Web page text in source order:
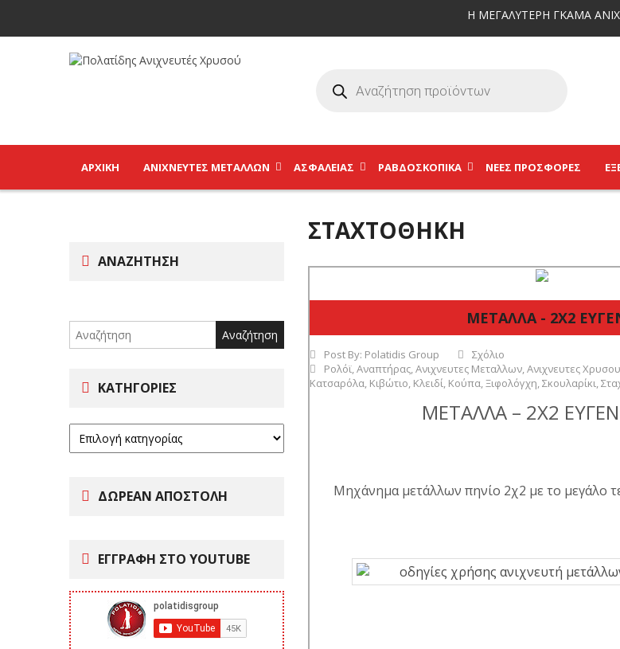
Η ΜΕΓΑΛΥΤΕΡΗ ΓΚΑΜΑ
ΑΡΧΙΚΉ ΑΝΙΧΝΕΥΤΈΣ ΜΕΤΆΛΛΩΝ ΑΣΦΑΛΕΊΑΣ ΡΑΒΔΟΣΚΟΠΙΚΆ ΝΕΕΣ ΠΡΟΣΦΟΡΕΣ
ΑΝΑΖΉΤΗΣΗ
for:
ΚΑΤΗΓΟΡΊΕΣ
ΔΩΡΕΑΝ ΑΠΟΣΤΟΛΗ
ΕΓΓΡΑΦΗ ΣΤΟ YOUTUBE
ΣΤΑΧΤΟΘΉΚΗ
ΜΕΤΑΛΛΑ - 2Χ2
Post By: Polatidis Group
Σχόλιο
Ρολόϊ,Αναπτήρας,Ανιχνευτες Μεταλλων,Ανιχνευτες Χρυσου
Κατσαρόλα, Κιβώτιο, Κλειδί, Κούπα,Ξιφολόγχη,Σκουλαρίκι,
ΜΕΤΑΛΛΑ – 2Χ2
Μηχάνημα μετάλλων πηνίο 2χ2 με το μεγάλο